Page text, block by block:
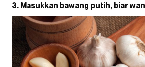
3. Masukkan bawang putih, biar